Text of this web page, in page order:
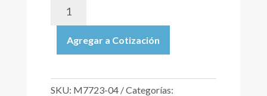
SACAROSA
NF
1
Agregar a Cotización
SKU: M7723-04
Categorías: